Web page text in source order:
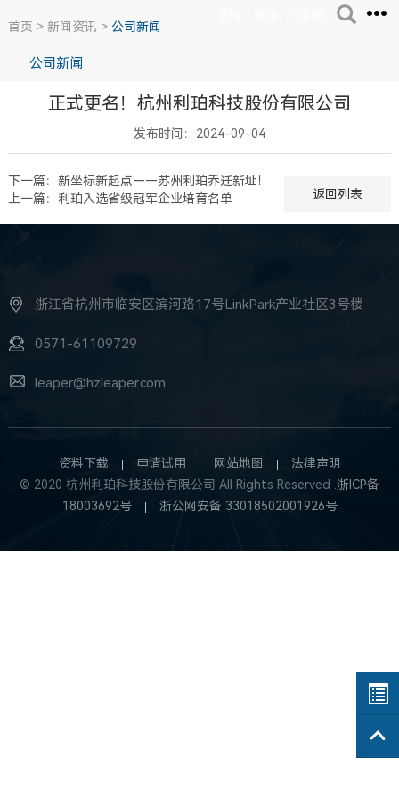
首页 > 新闻资讯 > 公司新闻
公司新闻
正式更名！杭州利珀科技股份有限公司
发布时间：2024-09-04
返回列表
下一篇：新坐标新起点——苏州利珀乔迁新址！
上一篇：利珀入选省级冠军企业培育名单
浙江省杭州市临安区滨河路17号LinkPark产业社区3号楼
0571-61109729
leaper@hzleaper.com
资料下载 申请试用 网站地图
法律声明
© 2020 杭州利珀科技股份有限公司 All Rights Reserved .浙ICP备
18003692号
浙公网安备 33018502001926号